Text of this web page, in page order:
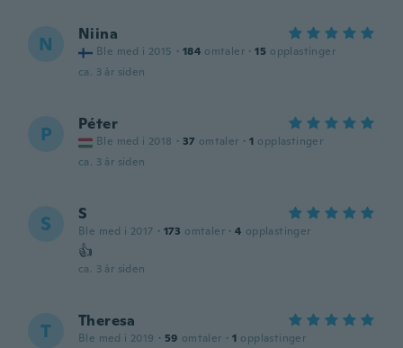
N Niina
Ble med i 2015 · 184 omtaler · 15 opplastinger
ca. 3 år siden
P Péter
Ble med i 2018 · 37 omtaler · 1 opplastinger
ca. 3 år siden
S S
Ble med i 2017 · 173 omtaler · 4 opplastinger
👍
ca. 3 år siden
T Theresa
Ble med i 2019 · 59 omtaler · 1 opplastinger